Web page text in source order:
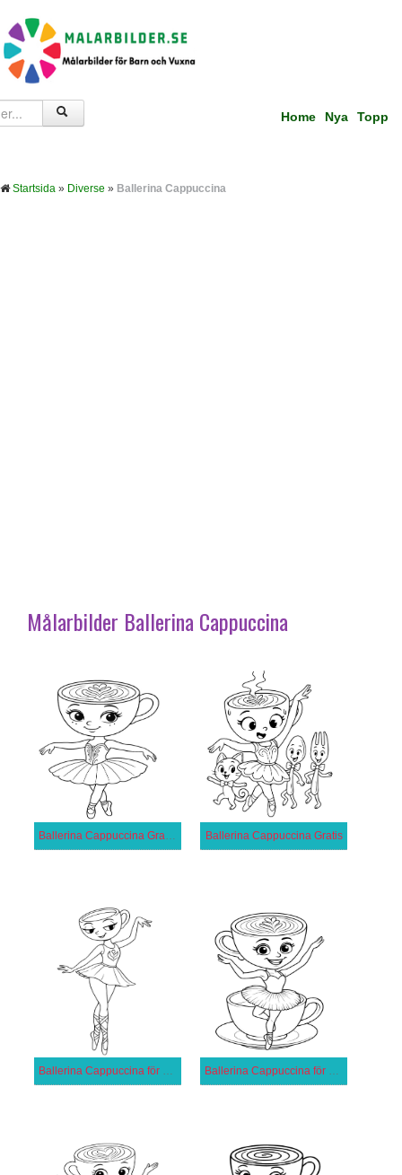
Home Nya Topp
Startsida » Diverse » Ballerina Cappuccina
Målarbilder Ballerina Cappuccina
Ballerina Cappuccina Gratis Utskrivbar för Barn Ballerina Cappuccina Gratis
Ballerina Cappuccina för 1-åriga Barn Ballerina Cappuccina för Barn